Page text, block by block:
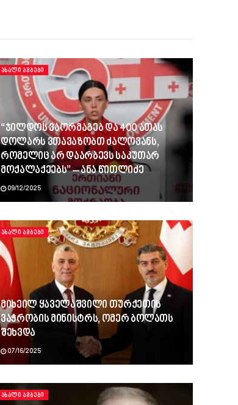
ᲐᲮᲐᲚᲘ ᲐᲛᲑᲔᲑᲘ
“ჯილდოს ვაორმაგებ და 400 ათას
დოლარს ვთავაზობთ ძალოვანს,
რომელიც არ დაარბევს საკუთარ
მოქალაქეებს” – ანა წითლიძე
09/12/2025
ᲐᲮᲐᲚᲘ ᲐᲛᲑᲔᲑᲘ
მიხეილ ყაველაშვილი თურქეთის
ვაჭრობის მინისტრს, ომერ ბოლათს
შეხვდა
07/16/2025
ᲐᲮᲐᲚᲘ ᲐᲛᲑᲔᲑᲘ